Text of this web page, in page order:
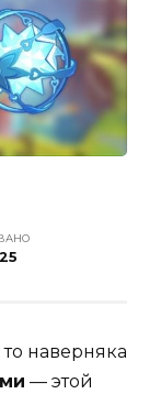
то наверняка
— этой